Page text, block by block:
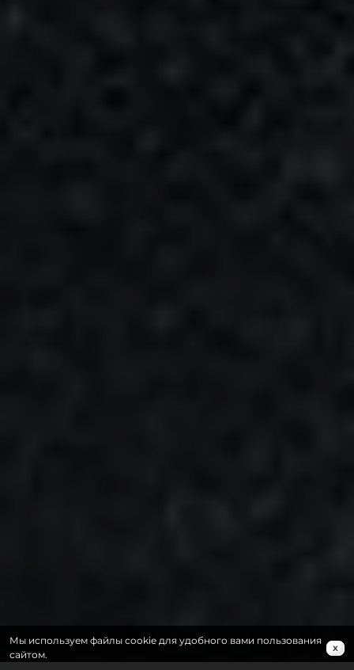
Мы используем файлы cookie для удобного вами пользования
сайтом.
x